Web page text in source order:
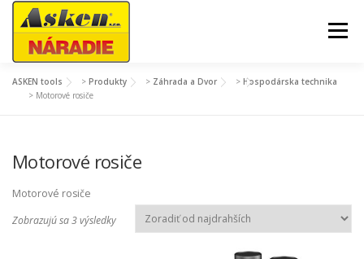
Prejsť
Menu
AKCIE A SEZÓNNY TOVAR
DIELŇA A GARÁŽ
STROJE A TECHNIKA MÔJ ÚČET
ASKEN tools > Produkty > Záhrada a Dvor > Hospodárska technika
> Motorové rosiče
Motorové rosiče
Motorové rosiče
Zobrazujú sa 3 výsledkyZ